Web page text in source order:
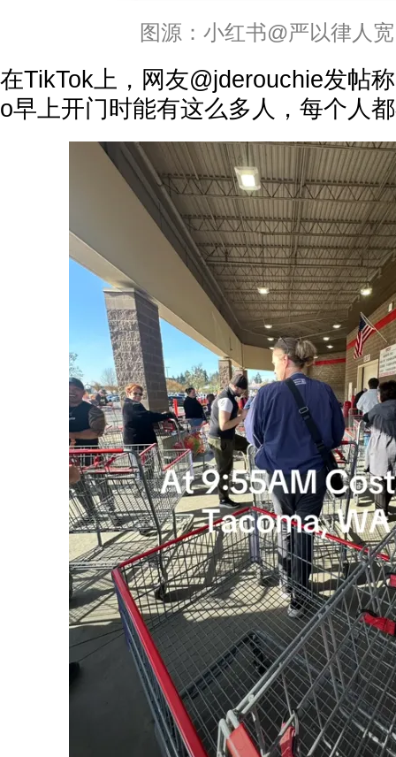
图源：小红书@严以律人
在TikTok上，网友@jderouchie发帖
o早上开门时能有这么多人，每个人